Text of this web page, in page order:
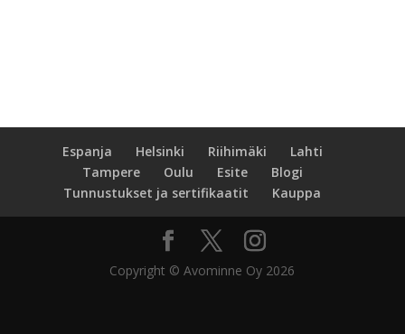
Espanja Helsinki Riihimäki
Lahti
Tampere
Oulu Esite
Blogi
Tunnustukset ja sertifikaatit
Kauppa
Copyright © Avominne Oy 2026